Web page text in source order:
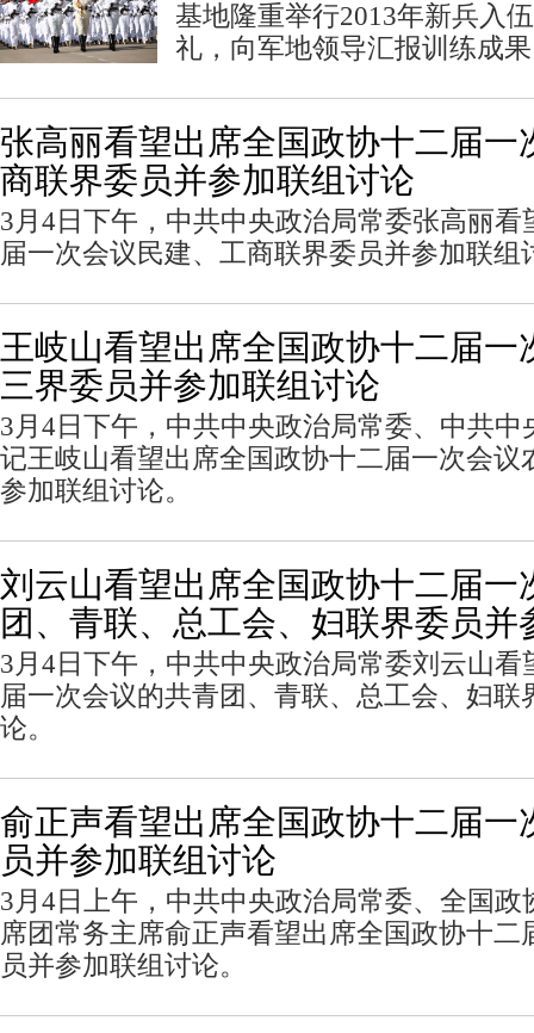
基地隆重举行2013年新兵入
礼，向军地领导汇报训练成
张高丽看望出席全国政协十二届一
商联界委员并参加联组讨论
3月4日下午，中共中央政治局常委张高丽看
届一次会议民建、工商联界委员并参加联组
王岐山看望出席全国政协十二届一
三界委员并参加联组讨论
3月4日下午，中共中央政治局常委、中共中
记王岐山看望出席全国政协十二届一次会议
参加联组讨论。
刘云山看望出席全国政协十二届一
团、青联、总工会、妇联界委员并
3月4日下午，中共中央政治局常委刘云山看
届一次会议的共青团、青联、总工会、妇联
论。
俞正声看望出席全国政协十二届一
员并参加联组讨论
3月4日上午，中共中央政治局常委、全国政
席团常务主席俞正声看望出席全国政协十二
员并参加联组讨论。